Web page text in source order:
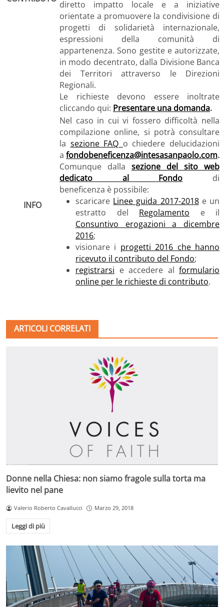
diretto impatto locale e a iniziative
orientate a promuovere la condivisione di
progetti di solidarietà internazionale,
espressioni della comunità di
appartenenza. Sono gestite e autorizzate,
in modo decentrato, dalla Divisione Banca
dei Territori attraverso le Direzioni
Regionali.
Le richieste devono essere inoltrate
cliccando qui: Presentare una domanda.
INFO
Nel caso in cui vi fossero difficoltà nella
compilazione online, si potrà consultare
la sezione FAQ o chiedere delucidazioni
a fondobeneficenza@intesasanpaolo.com.
Comunque dalla sezione del sito web
dedicato al Fondo di
beneficenza è possibile:
scaricare Linee guida 2017-2018e un
estratto del Regolamento e il
Consuntivo erogazioni a dicembre
2016;
visionare i progetti 2016 che hanno
ricevuto il contributo del Fondo;
registrarsi e accedere al formulario
online per le richieste di contributo.
ARTICOLI CORRELATI
Donne nella Chiesa: non siamo fragole sulla torta ma
lievito nel pane
Valerio Roberto Cavallucci Marzo 29, 2018
Leggi di più